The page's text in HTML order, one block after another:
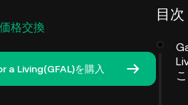
格交換
a Living(GFAL)を購入
目次